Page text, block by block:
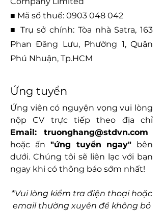
■ Mã số thuế: 0903 048 042
■ Trụ sở chính: Tòa nhà Satra, 163
Phan Đăng Lưu, Phường 1, Quận
Phú Nhuận, Tp.HCM
Ứng tuyển
Ứng viên có nguyện vọng vui lòng
nộp CV trực tiếp theo địa chỉ
Email: truonghang@stdvn.com
hoặc ấn "ứng tuyển ngay" bên
dưới. Chúng tôi sẽ liên lạc với bạn
ngay khi có thông báo sớm nhất!
*Vui lòng kiểm tra điện thoại hoặc
email thường xuyên để không bỏ